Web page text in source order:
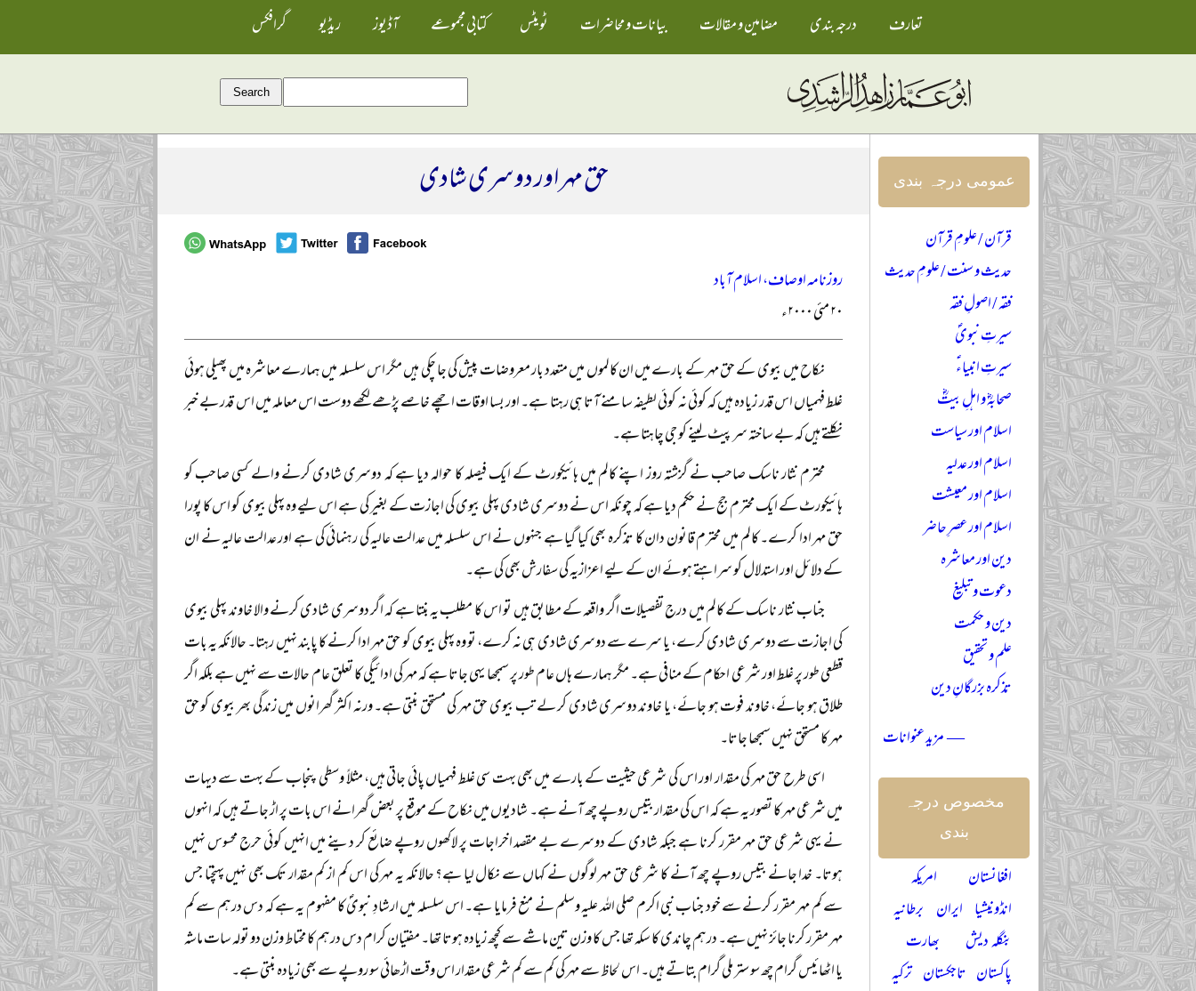
تعارف درجہ بندی مضامین و مقالات بیانات و محاضرات ٹویٹس کتابی مجموعے آڈیوز ریڈیو گرافکس
حق مہر اور دوسری شادی
روزنامہ اوصاف، اسلام آباد
۲۰ مئی ۲۰۰۰ء
نکاح میں بیوی کے حق مہر کے بارے میں ان کالموں میں متعدد بار معروضات پیش کی جا چکی ہیں مگر اس سلسلہ میں ہمارے معاشرہ میں پھیلی ہوئی
غلط فہمیاں اس قدر زیادہ ہیں کہ کوئی نہ کوئی لطیفہ سامنے آتا ہی رہتا ہے۔ اور بسا اوقات اچھے خاصے پڑھے لکھے دوست اس معاملہ میں اس قدر بے خبر
نکلتے ہیں کہ بے ساختہ سر پیٹ لینے کو جی چاہتا ہے۔
محترم نثار ناسک صاحب نے گزشتہ روز اپنے کالم میں ہائیکورٹ کے ایک فیصلہ کا حوالہ دیا ہے کہ دوسری شادی کرنے والے کسی صاحب کو
ہائیکورٹ کے ایک محترم جج نے حکم دیا ہے کہ چونکہ اس نے دوسری شادی پہلی بیوی کی اجازت کے بغیر کی ہے اس لیے وہ پہلی بیوی کو اس کا پورا
حق مہر ادا کرے۔ کالم میں محترم قانون دان کا تذکرہ بھی کیا گیا ہے جنہوں نے اس سلسلہ میں عدالت عالیہ کی رہنمائی کی ہے اور عدالت عالیہ نے ان
کے دلائل اور استدلال کو سراہتے ہوئے ان کے لیے اعزازیہ کی سفارش بھی کی ہے۔
جناب نثار ناسک کے کالم میں درج تفصیلات اگر واقعہ کے مطابق ہیں تو اس کا مطلب یہ بنتا ہے کہ اگر دوسری شادی کرنے والا خاوند پہلی بیوی
کی اجازت سے دوسری شادی کرے، یا سرے سے دوسری شادی ہی نہ کرے، تو وہ پہلی بیوی کو حق مہر ادا کرنے کا پابند نہیں رہتا۔ حالانکہ یہ بات
قطعی طور پر غلط اور شرعی احکام کے منافی ہے۔ مگر ہمارے ہاں عام طور پر سمجھا یہی جاتا ہے کہ مہر کی ادائیگی کا تعلق عام حالات سے نہیں ہے بلکہ اگر
طلاق ہو جائے، خاوند فوت ہو جائے، یا خاوند دوسری شادی کر لے تب بیوی حق مہر کی مستحق بنتی ہے۔ ورنہ اکثر گھرانوں میں زندگی بھر بیوی کو حق
مہر کا مستحق نہیں سمجھا جاتا۔
اسی طرح حق مہر کی مقدار اور اس کی شرعی حیثیت کے بارے میں بھی بہت سی غلط فہمیاں پائی جاتی ہیں، مثلاً وسطی پنجاب کے بہت سے دیہات
میں شرعی مہر کا تصور یہ ہے کہ اس کی مقدار بتیس روپے چھ آنے ہے۔ شادیوں میں نکاح کے موقع پر بعض گھرانے اس بات پر اڑ جاتے ہیں کہ انہوں
نے یہی شرعی حق مہر مقرر کرنا ہے جبکہ شادی کے دوسرے بے مقصد اخراجات پر لاکھوں روپے ضائع کر دینے میں انہیں کوئی حرج محسوس نہیں
ہوتا۔ خدا جانے بتیس روپے چھ آنے کا شرعی حق مہر لوگوں نے کہاں سے نکال لیا ہے؟ حالانکہ یہ مہر کی اس کم از کم مقدار تک بھی نہیں پہنچتا جس
سے کم مہر مقرر کرنے سے خود جناب نبی اکرم صلی اللہ علیہ وسلم نے منع فرمایا ہے۔ اس سلسلہ میں ارشادِ نبویؐ کا مفہوم یہ ہے کہ دس درہم سے کم
مہر مقرر کرنا جائز نہیں ہے۔ درہم چاندی کا سکہ تھا جس کا وزن تین ماشے سے کچھ زیادہ ہوتا تھا۔ مفتیان کرام دس درہم کا محتاط وزن دو تولہ سات ماشہ
یا اٹھائیس گرام چھ سو ستر ملی گرام بتاتے ہیں۔ اس لحاظ سے مہر کی کم سے کم شرعی مقدار اس وقت اڑھائی سو روپے سے بھی زیادہ بنتی ہے۔
عمومی درجہ بندی
قرآن / علومِ قرآن
حدیث و سنت / علومِ حدیث
فقہ / اصولِ فقہ
سیرتِ نبویؐ
سیرتِ انبیاءؑ
صحابہؓ و اہلِ بیتؓ
اسلام اور سیاست
اسلام اور عدلیہ
اسلام اور معیشت
اسلام اور عصرِ حاضر
دین اور معاشرہ
دعوت و تبلیغ
دین و حکمت
علم و تحقیق
تذکرہ بزرگانِ دین
— مزید عنوانات
مخصوص درجہ
بندی
افغانستان
امریکہ
انڈونیشیا ایران برطانیہ
بنگلہ دیش
بھارت
پاکستان تاجکستان ترکیہ